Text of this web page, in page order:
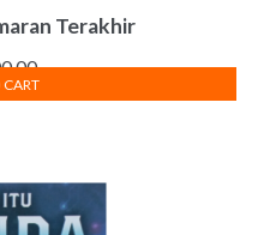
Terakhir
CART